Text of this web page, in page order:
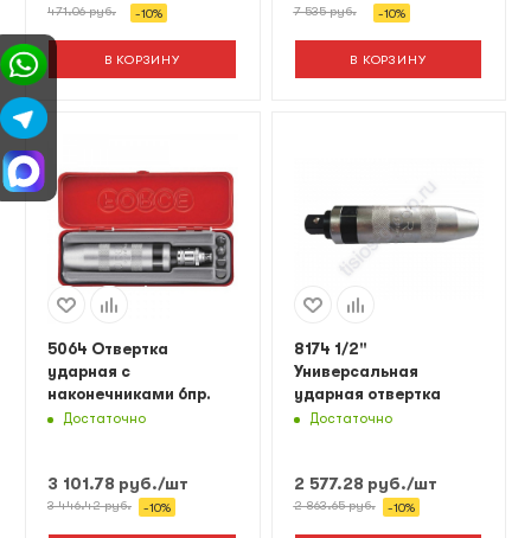
471.06руб. -10%
В КОРЗИНУ
7 535руб. -10%
В КОРЗИНУ
5064 Отвертка
ударная с
наконечниками 6пр.
Достаточно
3 101.78 руб./шт
3 446.42руб. -10%
8174 1/2"
Универсальная
ударная отвертка
Достаточно
2 577.28 руб./шт
2 863.65руб. -10%